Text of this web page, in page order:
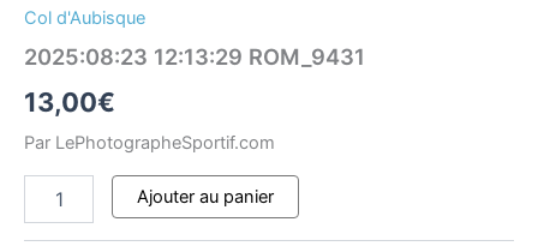
Col d'Aubisque
2025:08:23 12:13:29 ROM_9431
13,00€
Par LePhotographeSportif.com
Ajouter au panier